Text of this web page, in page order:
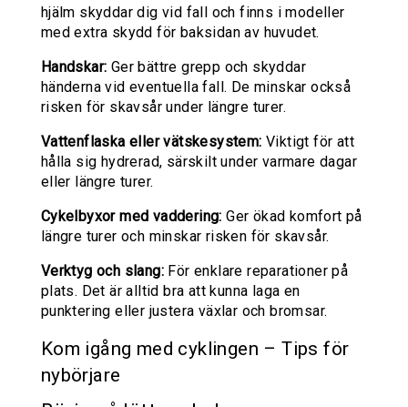
hjälm skyddar dig vid fall och finns i modeller
med extra skydd för baksidan av huvudet.
Handskar: Ger bättre grepp och skyddar
händerna vid eventuella fall. De minskar också
risken för skavsår under längre turer.
Vattenflaska eller vätskesystem: Viktigt för att
hålla sig hydrerad, särskilt under varmare dagar
eller längre turer.
Cykelbyxor med vaddering: Ger ökad komfort på
längre turer och minskar risken för skavsår.
Verktyg och slang: För enklare reparationer på
plats. Det är alltid bra att kunna laga en
punktering eller justera växlar och bromsar.
Kom igång med cyklingen – Tips för
nybörjare